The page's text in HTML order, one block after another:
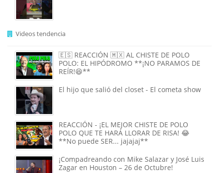
Videos tendencia
🇪🇸 REACCIÓN 🇲🇽 AL CHISTE DE POLO
POLO: EL HIPÓDROMO **¡NO PARAMOS DE
REÍR!😆**
El hijo que salió del closet - El cometa show
REACCIÓN - ¡EL MEJOR CHISTE DE POLO
POLO QUE TE HARÁ LLORAR DE RISA! 😂
**No puede SER... jajajaj**
¡Compadreando con Mike Salazar y José Luis
Zagar en Houston – 26 de Octubre!